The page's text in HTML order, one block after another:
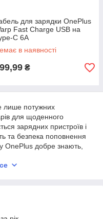
для зарядки OnePlus
Fast Charge USB на
C 6A
в наявності
₴
лише потужних
для щоденного
зарядних пристроїв і
та безпека поповнення
OnePlus добре знають,
енергії та стабільну